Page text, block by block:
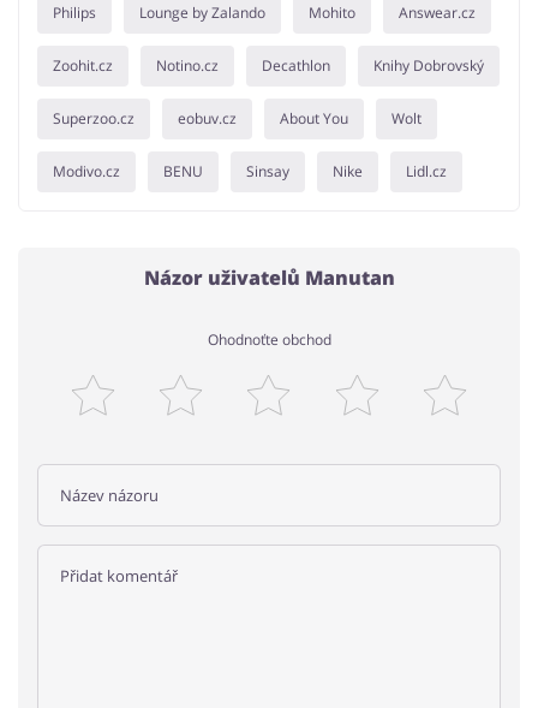
Philips Lounge by Zalando Mohito Answear.cz
Zoohit.cz Notino.cz Decathlon Knihy Dobrovský
Superzoo.cz eobuv.cz About You Wolt
Modivo.cz BENU Sinsay Nike Lidl.cz
Názor uživatelů Manutan
Ohodnoťte obchod